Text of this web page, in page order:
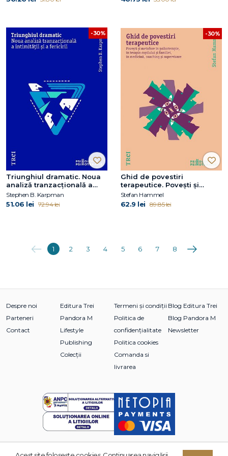
-30%
Triunghiul dramatic. Noua
analiză tranzacțională a
intimității și a fericirii
Stephen B. Karpman
51.06 lei 72.94 lei
-30%
Ghid de povestiri
terapeutice. Povești și
metafore în psihoterapie, în
terapia copilului și a
familiei, în medicină,
Stefan Hammel
62.9 lei 89.85 lei
Anterioara
1 2 3 4 5 6 7 8 Următoarea
Despre noi
Parteneri
Contact
Editura Trei
Pandora M
Lifestyle
Publishing
Colecții
Termeni și condiții
Politica de
confidențialitate
Politica cookies
Comanda si
livrarea
Blog Editura Trei
Blog Pandora M
Newsletter